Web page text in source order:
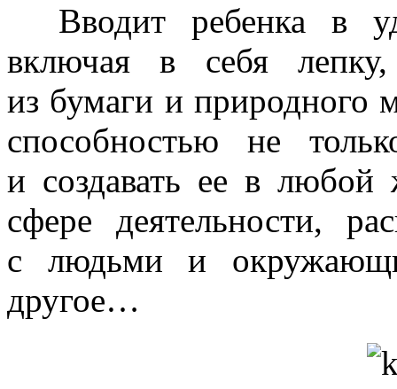
Вводит ребенка в
включаяв себялепку,
из бумаги и природного
способностьюне
и создавать ее в любой
сфере деятельности,
с людьми
и
другое…